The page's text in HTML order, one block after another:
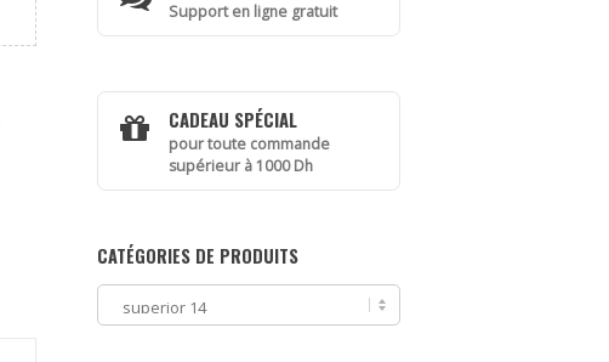
Support en ligne gratuit
CADEAU SPÉCIAL
pour toute commande
supérieur à 1000 Dh
CATÉGORIES DE PRODUITS